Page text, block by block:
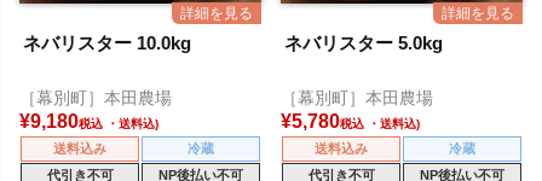
ネバリスター 10.0kg
［幕別町］本田農場
¥9,180税込
送料込み
冷蔵
代引き不可
NP後払い不可
ネバリスター 5.0kg
［幕別町］本田農場
¥5,780税込
送料込み
冷蔵
代引き不可
NP後払い不可